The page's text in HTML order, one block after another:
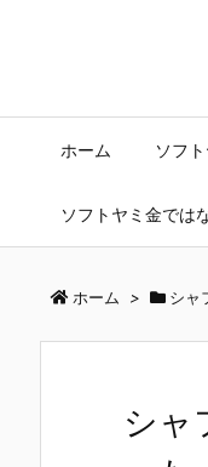
ホーム ソフ
ソフトヤミ金では
ホーム > シャ
シャ